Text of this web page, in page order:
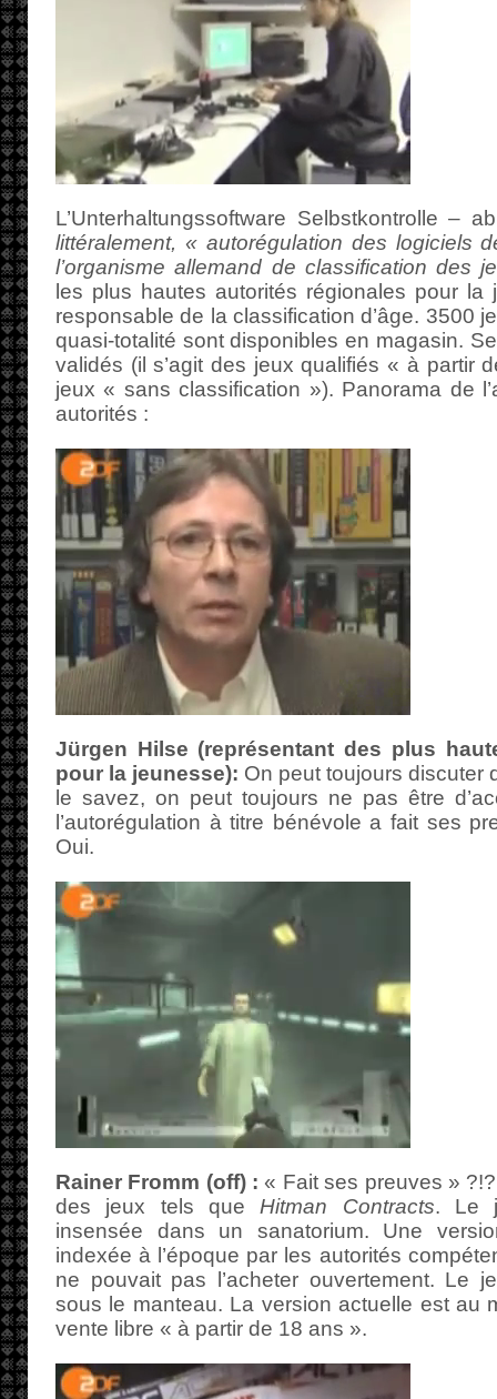
L’Unterhaltungssoftware Selbstkontrolle –
littéralement, « autorégulation des logiciels
l’organisme allemand de classification des
les plus hautes autorités régionales pour la
responsable de la classification d’âge. 3500
quasi-totalité sont disponibles en magasin.
validés (il s’agit des jeux qualifiés « à partir
jeux « sans classification »). Panorama de
autorités :
Jürgen Hilse (représentant des plus
pour la jeunesse): On peut toujours discuter
le savez, on peut toujours ne pas être
l’autorégulation à titre bénévole a fait ses
Oui.
Rainer Fromm (off) : « Fait ses preuves »
des jeux tels que Hitman Contracts. Le
insensée dans un sanatorium. Une
indexée à l’époque par les autorités
ne pouvait pas l’acheter ouvertement. Le
sous le manteau. La version actuelle est au
vente libre « à partir de 18 ans ».